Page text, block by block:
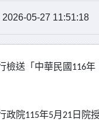
2026-05-27 11:51:18
檢送「中華民國 116年
政院115年5月 21 日院